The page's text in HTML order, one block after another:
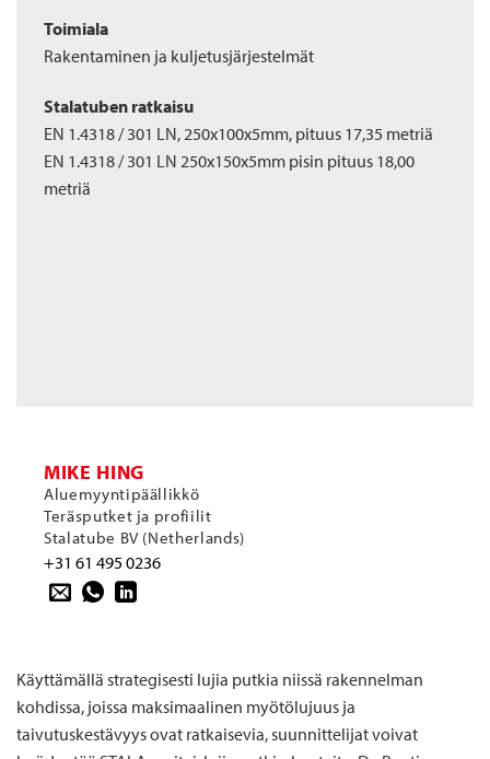
Toimiala
Rakentaminen ja kuljetusjärjestelmät
Stalatuben ratkaisu
EN 1.4318 / 301 LN, 250x100x5mm, pituus 17,35 metriä
EN 1.4318 / 301 LN 250x150x5mm pisin pituus 18,00
metriä
MIKE HING
Aluemyyntipäällikkö
Teräsputket ja profiilit
Stalatube BV (Netherlands)
+31 61 495 0236
Käyttämällä strategisesti lujia putkia niissä rakennelman
kohdissa, joissa maksimaalinen myötölujuus ja
taivutuskestävyys ovat ratkaisevia, suunnittelijat voivat